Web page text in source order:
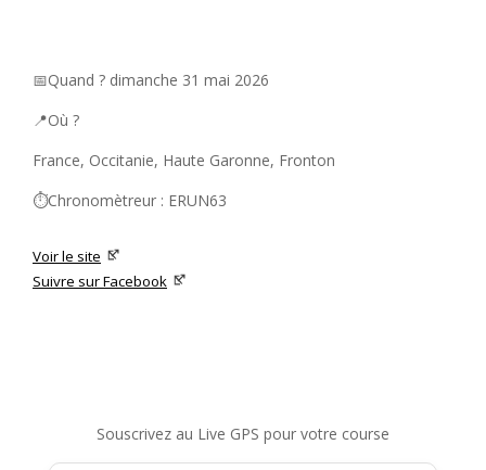
📅Quand ? dimanche 31 mai 2026
📍Où ?
France, Occitanie, Haute Garonne, Fronton
⏱️Chronomètreur : ERUN63
Voir le site
Suivre sur Facebook
Souscrivez au Live GPS pour votre course